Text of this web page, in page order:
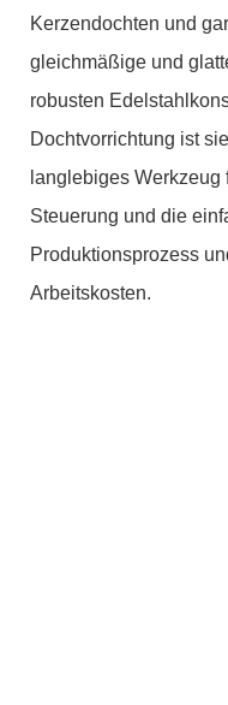
Kerzendochten und
gleichmäßige und
robusten
Dochtvorrichtung ist
langlebiges
Steuerung und die
Produktionsprozess
Arbeitskosten.